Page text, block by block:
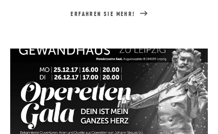
ERFAHREN SIE MEHR!